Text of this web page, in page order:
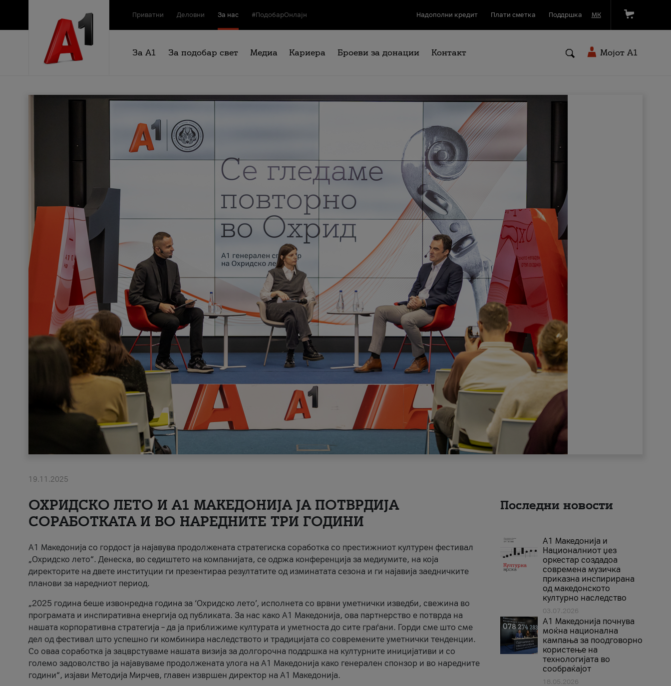
Приватни Деловни За нас #ПодобарОнлајн Надополни кредит Плати сметка Поддршка МК
За А1 За подобар свет Медиа Кариера Броеви за донации Контакт Мојот A1
19.11.2025
ОХРИДСКО ЛЕТО И A1 МАКЕДОНИЈА ЈА ПОТВРДИЈА
СОРАБОТКАТА И ВО НАРЕДНИТЕ ТРИ ГОДИНИ
A1 Македонија со гордост ја најавува продолжената стратегиска соработка со престижниот културен фестивал
„Охридско лето“. Денеска, во седиштето на компанијата, се одржа конференција за медиумите, на која
директорите на двете институции ги презентираа резултатите од изминатата сезона и ги најавија заедничките
планови за наредниот период.
„2025 година беше извонредна година за ‘Охридско лето’, исполнета со врвни уметнички изведби, свежина во
програмата и инспиративна енергија од публиката. За нас како A1 Македонија, ова партнерство е потврда на
нашата корпоративна стратегија – да ја приближиме културата и уметноста до сите граѓани. Горди сме што сме
дел од фестивал што успешно ги комбинира наследството и традицијата со современите уметнички тенденции.
Со оваа соработка ја зацврстуваме нашата визија за долгорочна поддршка на културните иницијативи и со
големо задоволство ја најавуваме продолжената улога на A1 Македонија како генерален спонзор и во наредните
години“, изјави Методија Мирчев, главен извршен директор на A1 Македонија.
Последни новости
А1 Македонија и
Националниот џез
оркестар создадоа
современа музичка
приказна инспирирана
од македонското
културно наследство
03.07.2026
A1 Македонија почнува
моќна национална
кампања за поодговорно
користење на
технологијата во
сообраќајот
18.05.2026